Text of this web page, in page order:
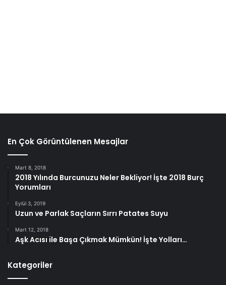
En Çok Görüntülenen Mesajlar
Mart 8, 2018
2018 Yılında Burcunuzu Neler Bekliyor! İşte 2018 Burç
Yorumları
Eylül 3, 2019
Uzun ve Parlak Saçların Sırrı Patates Suyu
Mart 12, 2018
Aşk Acısı ile Başa Çıkmak Mümkün! İşte Yolları…
Kategoriler